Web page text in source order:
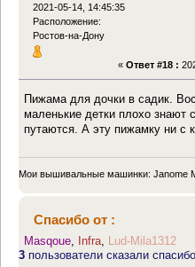
2021-05-14, 14:45:35
Расположение:
Ростов-на-Дону
« Ответ #18 :
Пижама для дочки в садик.
маленькие детки плохо знают
путаются. А эту пижамку ни с
Мои вышивальные машинки: Janome
Спасибо от :
Masqoue, Infra, Lud-Mila1312
3 пользователи сказали